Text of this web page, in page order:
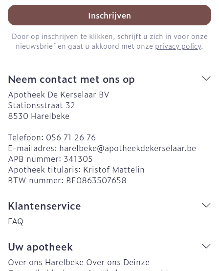
Inschrijven
Door op inschrijven te klikken, schrijft u zich in voor onze
nieuwsbrief en gaat u akkoord met onze privacy policy.
Neem contact met ons op
Apotheek De Kerselaar BV
Stationsstraat 32
8530 Harelbeke
Telefoon: 056 71 26 76
E-mailadres: harelbeke@apotheekdekerselaar.be
APB nummer: 341305
Apotheek titularis: Kristof Mattelin
BTW nummer: BE0863507658
Klantenservice
FAQ
Uw apotheek
Over ons Harelbeke Over ons Deinze